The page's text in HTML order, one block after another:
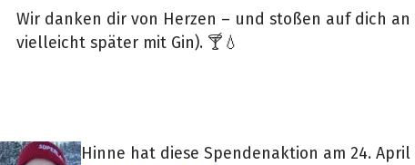
Wir danken dir von Herzen – und stoßen auf dich an
vielleicht später mit Gin). 🍸💧
Hinne hat diese Spendenaktion am 24.